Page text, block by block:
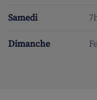
Samedi
Dimanche